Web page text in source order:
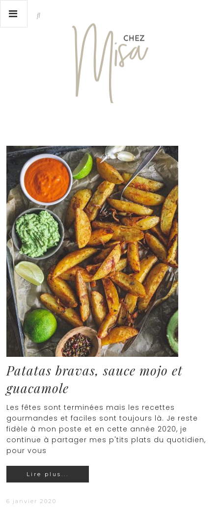
Patatas bravas, sauce mojo et
guacamole
Les fêtes sont terminées mais les recettes
gourmandes et faciles sont toujours là. Je reste
fidèle à mon poste et en cette année 2020, je
continue à partager mes p'tits plats du quotidien,
pour vous
Lire plus...
6 janvier 2020